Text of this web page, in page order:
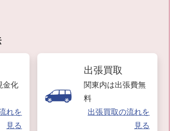
金化
れを
見る
出張買取
関東内は出張費無
料
出張買取の流れを
見る